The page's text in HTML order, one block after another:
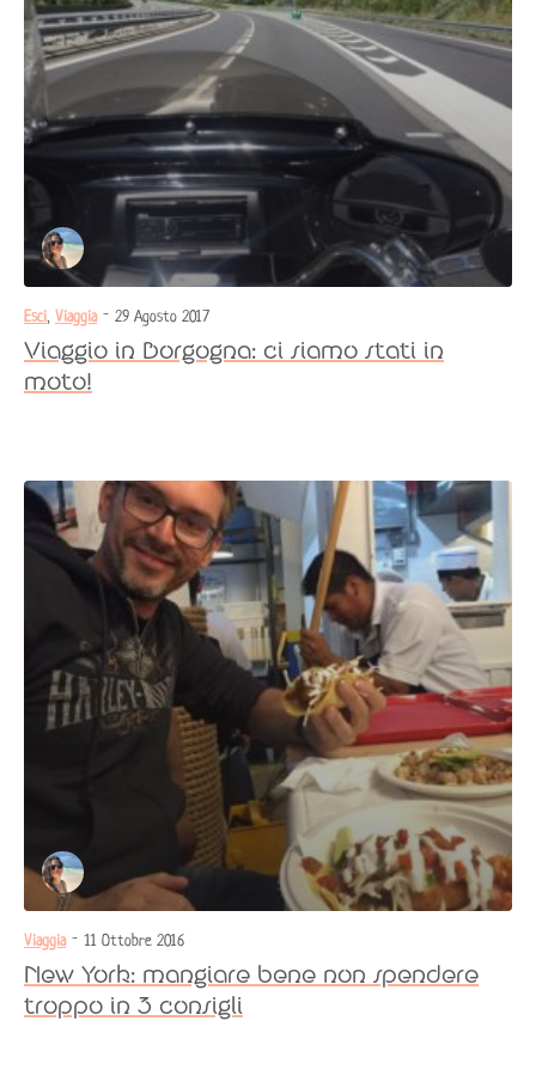
Esci, Viaggia- 29 Agosto 2017
Viaggio in Borgogna: ci siamo stati in
moto!
Viaggia- 11 Ottobre 2016
New York: mangiare bene non spendere
troppo in 3 consigli